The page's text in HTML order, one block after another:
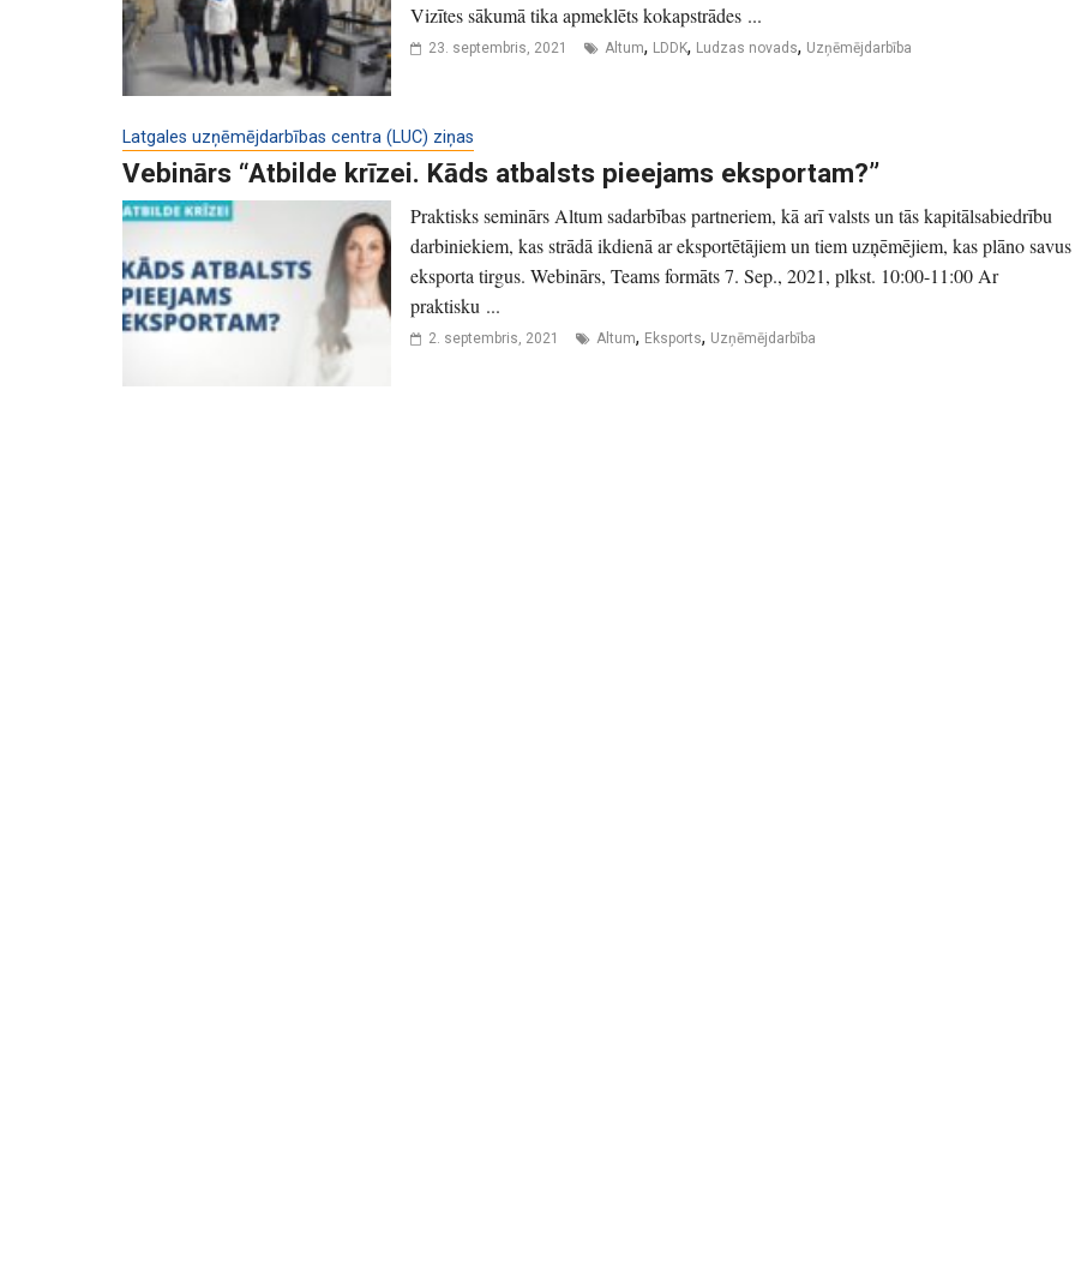
Vizītes sākumā tika apmeklēts kokapstrādes ...
23. septembris, 2021 Altum, LDDK, Ludzas novads, Uzņēmējdarbība
Latgales uzņēmējdarbības centra (LUC) ziņas
Vebinārs “Atbilde krīzei. Kāds atbalsts pieejams eksportam?”
Praktisks seminārs Altum sadarbības partneriem, kā arī valsts un tās kapitālsabiedrību
darbiniekiem, kas strādā ikdienā ar eksportētājiem un tiem uzņēmējiem, kas plāno savus
eksporta tirgus. Webinārs, Teams formāts 7. Sep., 2021, plkst. 10:00-11:00 Ar
praktisku ...
2. septembris, 2021 Altum, Eksports, Uzņēmējdarbība